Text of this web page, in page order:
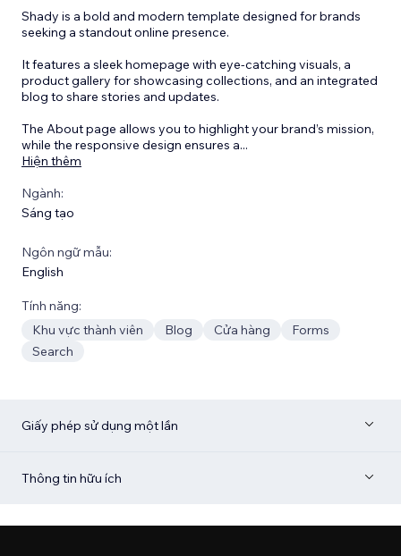
Shady is a bold and modern template designed for brands
seeking a standout online presence.
It features a sleek homepage with eye-catching visuals, a
product gallery for showcasing collections, and an integrated
blog to share stories and updates.
The About page allows you to highlight your brand’s mission,
while the responsive design ensures a...
Hiện thêm
Ngành:
Sáng tạo
Ngôn ngữ mẫu:
English
Tính năng:
Khu vực thành viên
Blog Cửa hàng
Forms
Search
Giấy phép sử dụng một lần
Thông tin hữu ích